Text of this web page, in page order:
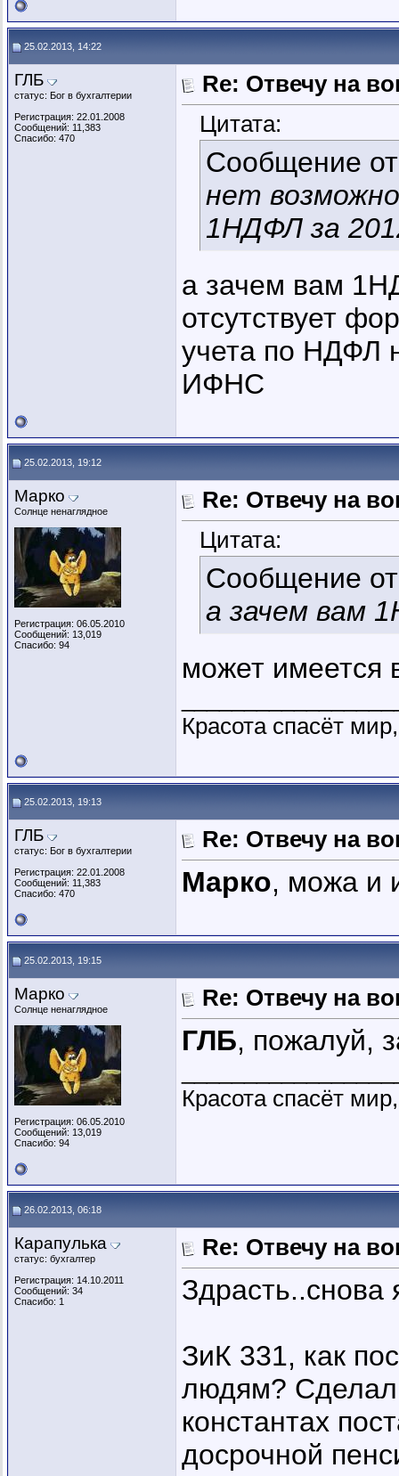
25.02.2013, 14:22
ГЛБ
статус: Бог в бухгалтерии
Регистрация: 22.01.2008
Сообщений: 11,383
Спасибо: 470
Re: Отвечу на
Цитата:
Сообщение
нет
1НДФЛ за
а зачем вам
отсутствует
учета по НДФЛ
ИФНС
25.02.2013, 19:12
Марко
Солнце ненаглядное
Регистрация: 06.05.2010
Сообщений: 13,019
Спасибо: 94
Re: Отвечу на
Цитата:
Сообщение
а зачем вам
может имеется
Красота спасёт
25.02.2013, 19:13
ГЛБ
статус: Бог в бухгалтерии
Регистрация: 22.01.2008
Сообщений: 11,383
Спасибо: 470
Re: Отвечу на
Марко, можа и
25.02.2013, 19:15
Марко
Солнце ненаглядное
Регистрация: 06.05.2010
Сообщений: 13,019
Спасибо: 94
Re: Отвечу на
ГЛБ, пожалуй,
Красота спасёт
26.02.2013, 06:18
Карапулька
статус: бухгалтер
Регистрация: 14.10.2011
Сообщений: 34
Спасибо: 1
Re: Отвечу на
ЗиК 331, как
людям?
константах
досрочной